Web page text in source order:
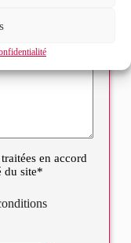
en accord
du site*